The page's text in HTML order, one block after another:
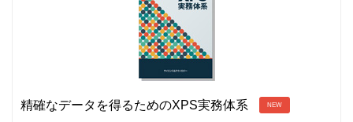
精確なデータを得るためのXPS実務体系 NEW